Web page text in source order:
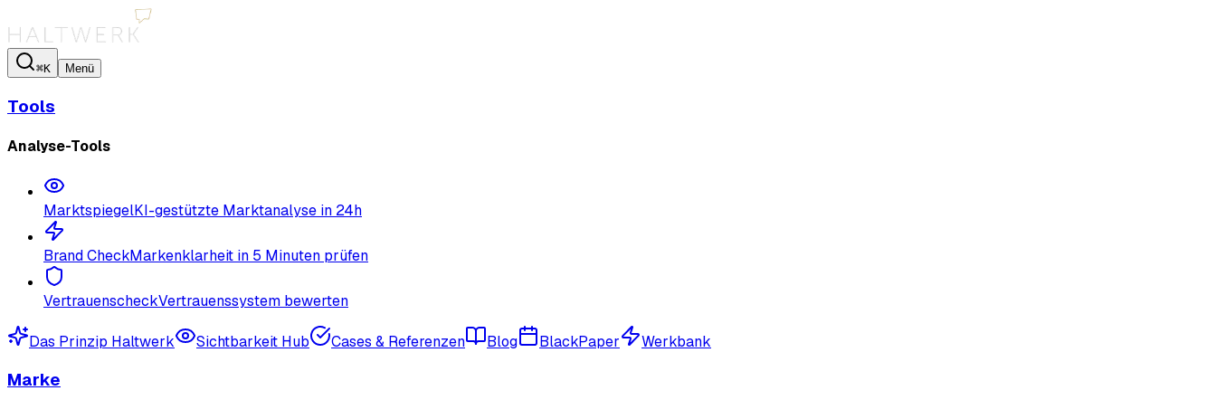
⌘K Menü
Tools
Analyse-Tools
MarktspiegelKI-gestützte Marktanalyse in 24h
Brand CheckMarkenklarheit in 5 Minuten prüfen
VertrauenscheckVertrauenssystem bewerten
Das Prinzip Haltwerk Sichtbarkeit Hub Cases & Referenzen Blog BlackPaper Werkbank
Marke